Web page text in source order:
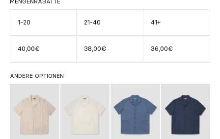
1-20 21-40 41+
40,00€ 38,00€ 36,00€
ANDERE OPTIONEN